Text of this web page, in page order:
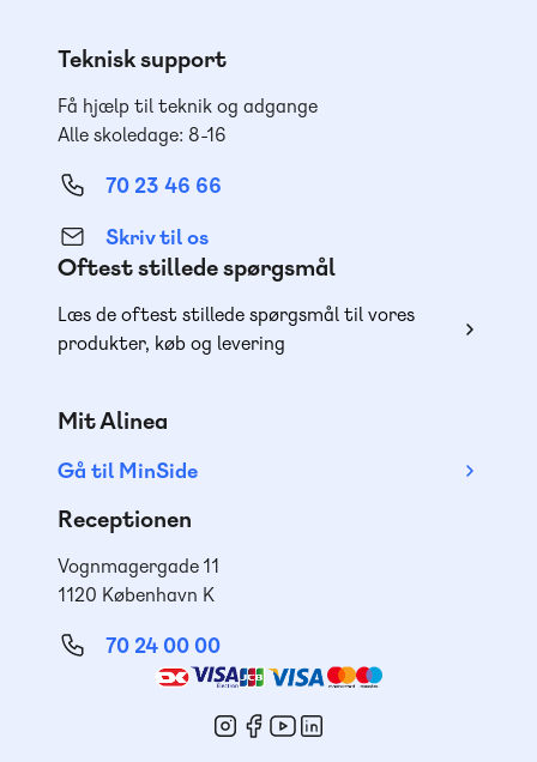
Teknisk support
Få hjælp til teknik og adgange
Alle skoledage: 8-16
70 23 46 66
Skriv til os
Oftest stillede spørgsmål
Læs de oftest stillede spørgsmål til vores
produkter, køb og levering
Mit Alinea
Gå til MinSide
Receptionen
Vognmagergade 11
1120 København K
70 24 00 00